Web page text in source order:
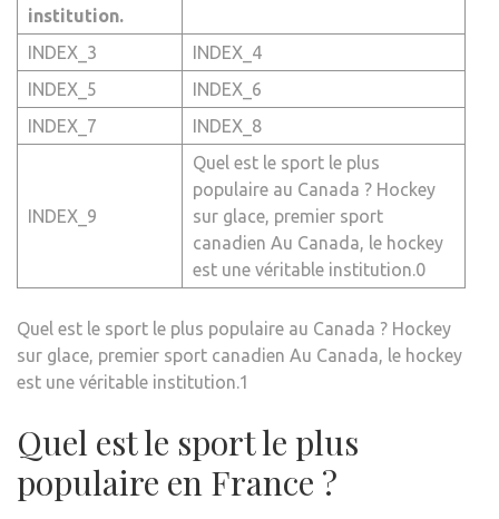
institution.
INDEX_3
INDEX_4
INDEX_5
INDEX_6
INDEX_7
INDEX_8
INDEX_9
Quel est le sport le plus
populaire au Canada ? Hockey
sur glace, premier sport
canadien Au Canada, le hockey
est une véritable institution.0
Quel est le sport le plus populaire au Canada ? Hockey
sur glace, premier sport canadien Au Canada, le hockey
est une véritable institution.1
Quel est le sport le plus
populaire en France ?